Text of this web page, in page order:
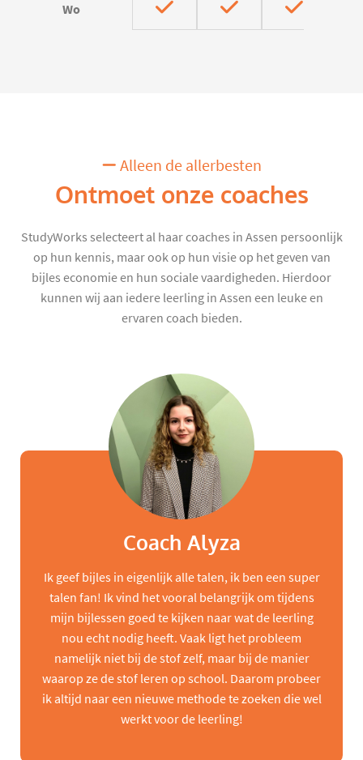
Wo
Alleen de allerbesten
Ontmoet onze coaches
StudyWorks selecteert al haar coaches in Assen persoonlijk
op hun kennis, maar ook op hun visie op het geven van
bijles economie en hun sociale vaardigheden. Hierdoor
kunnen wij aan iedere leerling in Assen een leuke en
ervaren coach bieden.
Coach Alyza
Ik geef bijles in eigenlijk alle talen, ik ben een super
talen fan! Ik vind het vooral belangrijk om tijdens
mijn bijlessen goed te kijken naar wat de leerling
nou echt nodig heeft. Vaak ligt het probleem
namelijk niet bij de stof zelf, maar bij de manier
waarop ze de stof leren op school. Daarom probeer
ik altijd naar een nieuwe methode te zoeken die wel
werkt voor de leerling!